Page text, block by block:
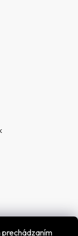
prechádzaním